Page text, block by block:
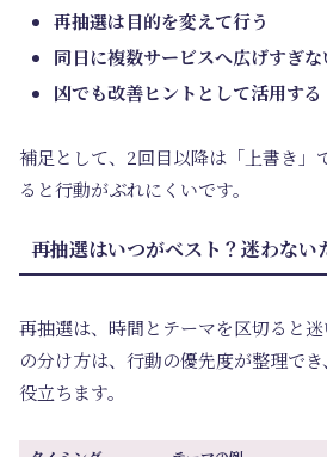
再抽選は目的を変えて行う
同日に複数サービスへ広げすぎな
凶でも改善ヒントとして活用する
補足として、2回目以降は「上書き」
ると行動がぶれにくいです。
再抽選はいつがベスト？迷わない
再抽選は、時間とテーマを区切ると
の分け方は、行動の優先度が整理でき、
役立ちます。